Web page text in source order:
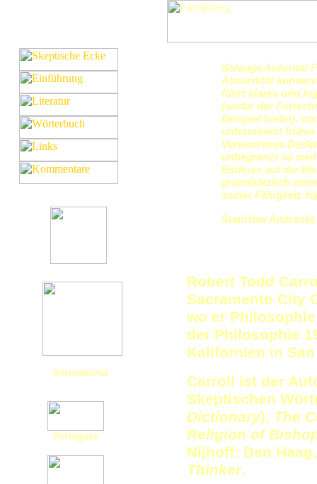
International
Portugues
Solange Autorität
Absurdität
führt klares und
(wofür der
Beispiel bietet),
unterminiert
Verworrenes
unbegrenzt so
Einfluss auf die
grundsätzlich
seiner Fähigkeit,
Stanislav Andreski
Robert Todd
Sacramento City
wo er
der Philosophie
Kalifornien in
Carroll ist der
Skeptischen
Dictionary), The
Religion of
Nijhoff: Den
Thinker.